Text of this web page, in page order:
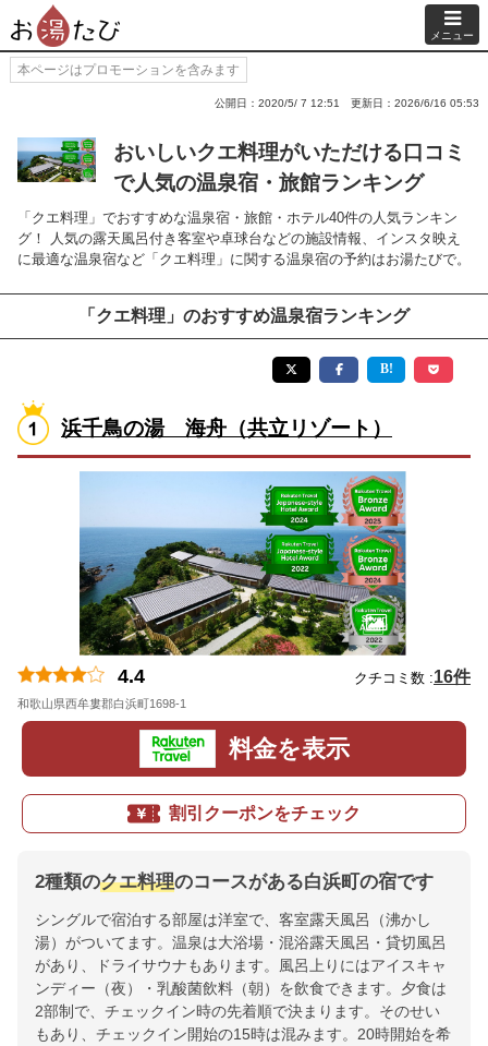
メニュー
本ページはプロモーションを含みます
公開日：2020/5/ 7 12:51 更新日：2026/6/16 05:53
おいしいクエ料理がいただける口コミ
で人気の温泉宿・旅館ランキング
「クエ料理」でおすすめな温泉宿・旅館・ホテル40件の人気ランキン
グ！ 人気の露天風呂付き客室や卓球台などの施設情報、インスタ映え
に最適な温泉宿など「クエ料理」に関する温泉宿の予約はお湯たびで。
「クエ料理」のおすすめ温泉宿ランキング
浜千鳥の湯 海舟（共立リゾート）
4.4 クチコミ数 :16件
和歌山県西牟婁郡白浜町1698-1
料金を表示
割引クーポンをチェック
2種類のクエ料理のコースがある白浜町の宿です
シングルで宿泊する部屋は洋室で、客室露天風呂（沸かし
湯）がついてます。温泉は大浴場・混浴露天風呂・貸切風呂
があり、ドライサウナもあります。風呂上りにはアイスキャ
ンディー（夜）・乳酸菌飲料（朝）を飲食できます。夕食は
2部制で、チェックイン時の先着順で決まります。そのせい
もあり、チェックイン開始の15時は混みます。20時開始を希